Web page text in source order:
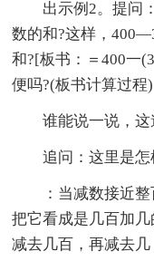
出示例2。提问
数的和?这样，
和?[板书：＝400一
便吗?(板书计算过程)
谁能说一说，
追问：这里是
：当减数接近
把它看成是几百加
减去几百，再减去几